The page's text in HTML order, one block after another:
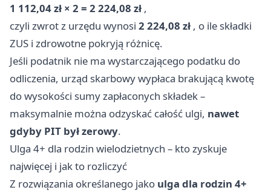
1 112,04 zł × 2 = 2 224,08 zł ,
czyli zwrot z urzędu wynosi 2 224,08 zł , o ile składki
ZUS i zdrowotne pokryją różnicę.
Jeśli podatnik nie ma wystarczającego podatku do
odliczenia, urząd skarbowy wypłaca brakującą kwotę
do wysokości sumy zapłaconych składek –
maksymalnie można odzyskać całość ulgi, nawet
gdyby PIT był zerowy.
Ulga 4+ dla rodzin wielodzietnych – kto zyskuje
najwięcej i jak to rozliczyć
Z rozwiązania określanego jako ulga dla rodzin 4+